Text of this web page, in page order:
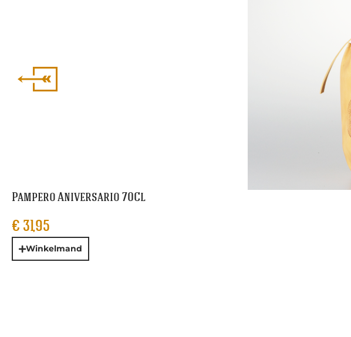
Pampero Aniversario 70Cl
€ 31,95
Winkelmand